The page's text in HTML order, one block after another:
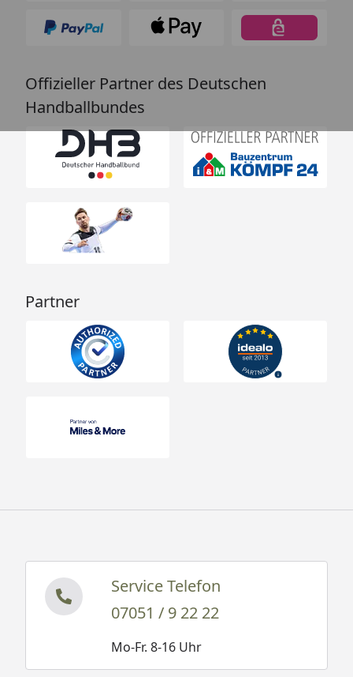
Offizieller Partner des Deutschen
Handballbundes
Partner
Service Telefon
07051 / 9 22 22
Mo-Fr. 8-16 Uhr